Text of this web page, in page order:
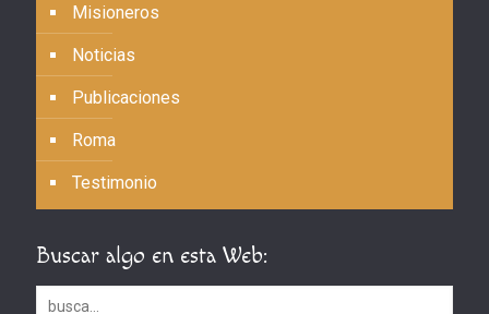
Misioneros
Noticias
Publicaciones
Roma
Testimonio
Buscar algo en esta Web: